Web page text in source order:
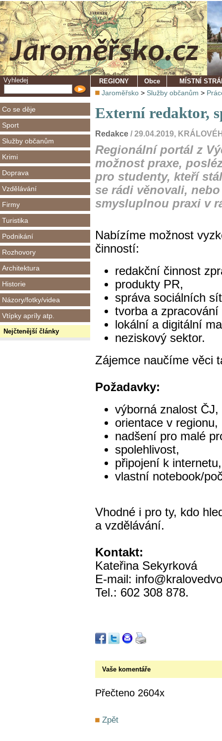
Vyhledej
Co se děje
Sport
Služby občanům
Krimi
Doprava
Vzdělávání
Firmy
Turistika
Podnikání
Rozhovory
Architektura
Historie
Názory/fotky/videa
Vtípky apríly atp.
Nejčtenější články
REGIONY Obce MÍSTNÍ
Jaroměřsko > Služby občanům >
Externí redaktor,
Redakce / 29.04.2019,
Regionální portál z
možnost praxe,
pro studenty, kteří
se rádi věnovali,
smysluplnou praxi v
Nabízíme možnost
činností:
redakční činnost
produkty PR,
správa sociálních
tvorba a
lokální a digitální
neziskový sektor.
Zájemce naučíme věci
Požadavky:
výborná znalost ČJ,
orientace v regionu,
nadšení pro malé
spolehlivost,
připojení k
vlastní notebook/
Vhodné i pro ty, kdo
a vzdělávání.
Kontakt:
Kateřina Sekyrková
E-mail:
Tel.: 602 308 878.
Vaše komentáře
Přečteno 2604x
Zpět